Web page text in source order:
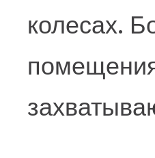
колесах.